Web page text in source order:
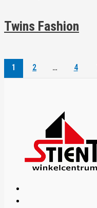
Twins Fashion
1 2 … 4